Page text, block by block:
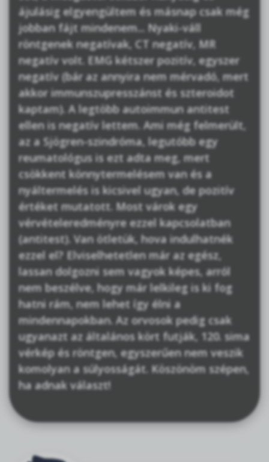
ájulásig elgyengültem és másnap csak még
jobban fájt mindenem... Nyaki-váll
röntgenek negatívak, CT negatív, MR
negatív volt. EMG kétszer pozitív, egyszer
negatív (bár az annyira nem mérvadó, mert
akkor immunszupresszánst és szteroidot
kaptam). A legtöbb autoimmun antitest
ellen is negatív lettem. Ami még felmerült,
az a Sjögren-szindróma, legutóbb egy
reumatológus is ezt adta meg, mert
csökkent könnytermelésem van és a
nyáltermelés is kicsivel ugyan, de pozitív
értéket mutatott. Most várok egy
vérvételeredményre ezzel kapcsolatban
(antitest). Van ötletük, hova indulhatnék
ezzel el? Elviselhetetlen már az egész,
lassan dolgozni sem vagyok képes, arról
nem beszélve, hogy már lelkileg is ki fog
hatni rám, nem lehet így élni a
mindennapokban. Az orvosok pedig csak
ugyanazt az általános kört futják, 120. sima
vérkép és röntgen, egyszerűen nem veszik
komolyan a súlyosságát. Köszönöm szépen,
ha adnak választ!